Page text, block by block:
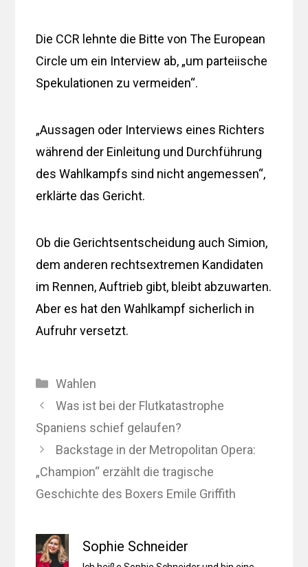
Die CCR lehnte die Bitte von The European
Circle um ein Interview ab, „um parteiische
Spekulationen zu vermeiden“.
„Aussagen oder Interviews eines Richters
während der Einleitung und Durchführung
des Wahlkampfs sind nicht angemessen“,
erklärte das Gericht.
Ob die Gerichtsentscheidung auch Simion,
dem anderen rechtsextremen Kandidaten
im Rennen, Auftrieb gibt, bleibt abzuwarten.
Aber es hat den Wahlkampf sicherlich in
Aufruhr versetzt.
Kategorien
Wahlen
Was ist bei der Flutkatastrophe
Spaniens schief gelaufen?
Backstage in der Metropolitan Opera:
„Champion“ erzählt die tragische
Geschichte des Boxers Emile Griffith
Sophie Schneider